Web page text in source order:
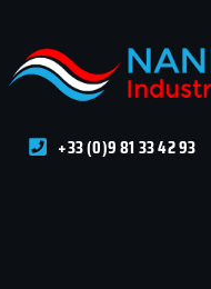
+33 (0)9 81 33 42 93